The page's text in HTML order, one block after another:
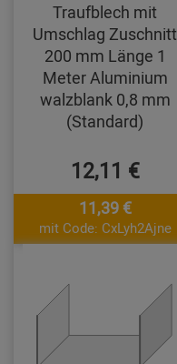
Traufblech mit
Umschlag Zuschnitt
200 mm Länge 1
Meter Aluminium
walzblank 0,8 mm
(Standard)
12,11 €
11,39 €
mit Code: CxLyh2Ajne